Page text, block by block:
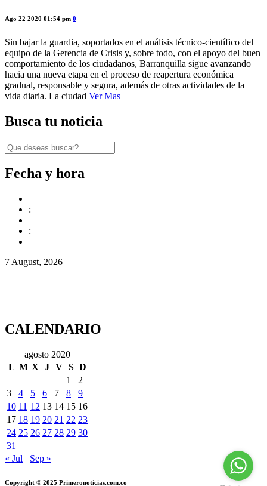
Ago 22 2020 01:54 pm 0
Sin bajar la guardia, soportados en el análisis técnico-científico del
equipo de la Gerencia de Crisis y, sobre todo, con el apoyo del buen
comportamiento de los ciudadanos, Barranquilla sigue avanzando
hacia una nueva etapa en el proceso de reapertura económica
gradual, responsable y segura, además de otras actividades de la
vida diaria. La ciudad Ver Mas
Busca tu noticia
Fecha y hora
:
:
7 August, 2026
CALENDARIO
agosto 2020
L M X J V S D
1
2
3
4 5 6 7 8
9
10 11 12 13 14 15 16
17 18 19 20 21 22 23
24 25 26 27 28 29 30
31
« Jul
Sep »
Copyright © 2025 Primeronoticias.com.co